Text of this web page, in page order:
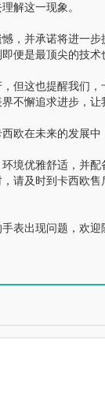
解这一现象。
并承诺将进一步
便是最顶尖的技术
这也提醒我们，
不懈追求进步，让
在未来的发展中
优雅舒适，并配
请及时到卡西欧
出现问题，欢迎